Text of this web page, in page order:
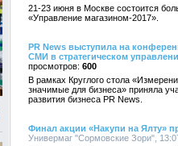
21-23 июня в Москве состоится
«Управление магазином-2017».
PR News выступила на
СМИ в стратегическом
600
В рамках Круглого стола
значимые для бизнеса» приняла
развития бизнеса PR News.
Финал акции «Накупи на Ялту»
Универмаг "Сормовские Зори",